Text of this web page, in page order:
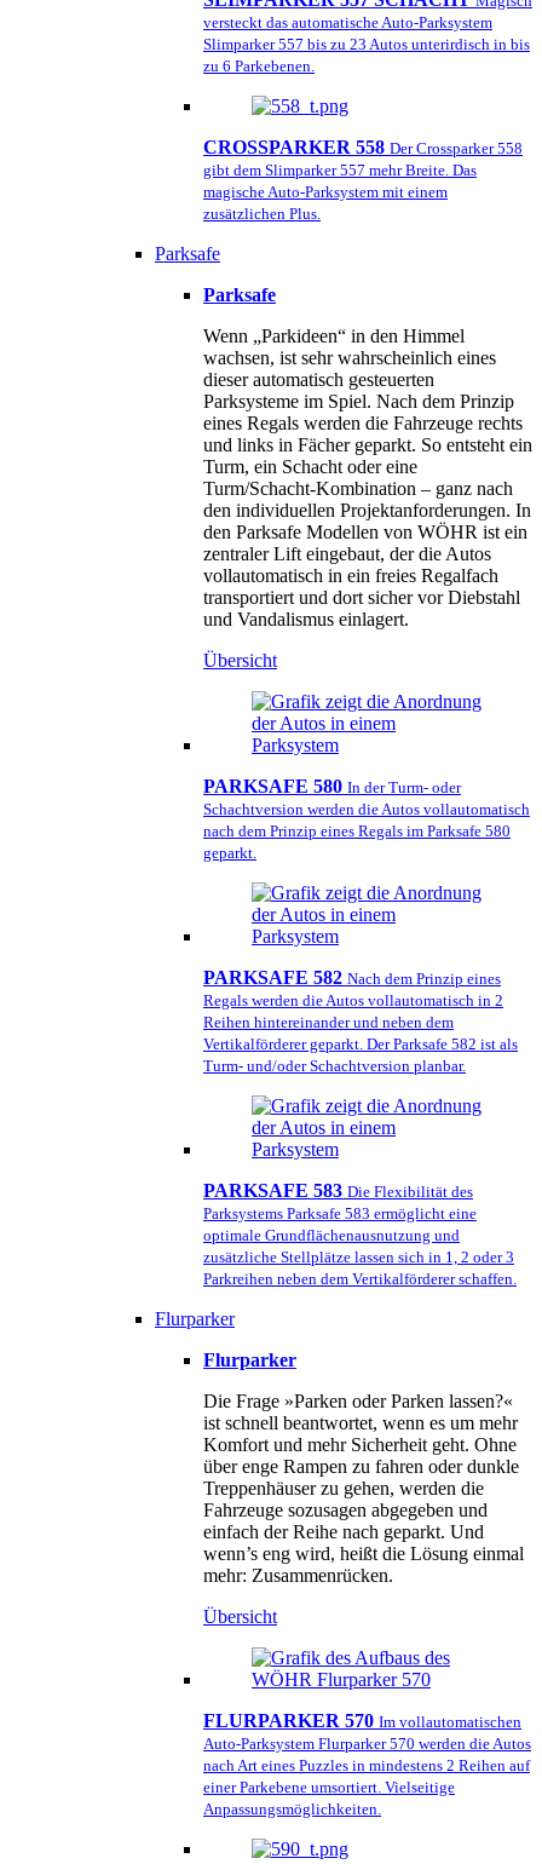
versteckt das automatische Auto-Parksystem
Slimparker 557 bis zu 23 Autos unterirdisch in bis
zu 6 Parkebenen.
CROSSPARKER 558 Der Crossparker 558
gibt dem Slimparker 557 mehr Breite. Das
magische Auto-Parksystem mit einem
zusätzlichen Plus.
Parksafe
Parksafe
Wenn „Parkideen“ in den Himmel
wachsen, ist sehr wahrscheinlich eines
dieser automatisch gesteuerten
Parksysteme im Spiel. Nach dem Prinzip
eines Regals werden die Fahrzeuge rechts
und links in Fächer geparkt. So entsteht ein
Turm, ein Schacht oder eine
Turm/Schacht-Kombination – ganz nach
den individuellen Projektanforderungen. In
den Parksafe Modellen von WÖHR ist ein
zentraler Lift eingebaut, der die Autos
vollautomatisch in ein freies Regalfach
transportiert und dort sicher vor Diebstahl
und Vandalismus einlagert.
Übersicht
PARKSAFE 580 In der Turm- oder
Schachtversion werden die Autos vollautomatisch
nach dem Prinzip eines Regals im Parksafe 580
geparkt.
PARKSAFE 582 Nach dem Prinzip eines
Regals werden die Autos vollautomatisch in 2
Reihen hintereinander und neben dem
Vertikalförderer geparkt. Der Parksafe 582 ist als
Turm- und/oder Schachtversion planbar.
PARKSAFE 583 Die Flexibilität des
Parksystems Parksafe 583 ermöglicht eine
optimale Grundflächenausnutzung und
zusätzliche Stellplätze lassen sich in 1, 2 oder 3
Parkreihen neben dem Vertikalförderer schaffen.
Flurparker
Flurparker
Die Frage »Parken oder Parken lassen?«
ist schnell beantwortet, wenn es um mehr
Komfort und mehr Sicherheit geht. Ohne
über enge Rampen zu fahren oder dunkle
Treppenhäuser zu gehen, werden die
Fahrzeuge sozusagen abgegeben und
einfach der Reihe nach geparkt. Und
wenn’s eng wird, heißt die Lösung einmal
mehr: Zusammenrücken.
Übersicht
FLURPARKER 570 Im vollautomatischen
Auto-Parksystem Flurparker 570 werden die Autos
nach Art eines Puzzles in mindestens 2 Reihen auf
einer Parkebene umsortiert. Vielseitige
Anpassungsmöglichkeiten.